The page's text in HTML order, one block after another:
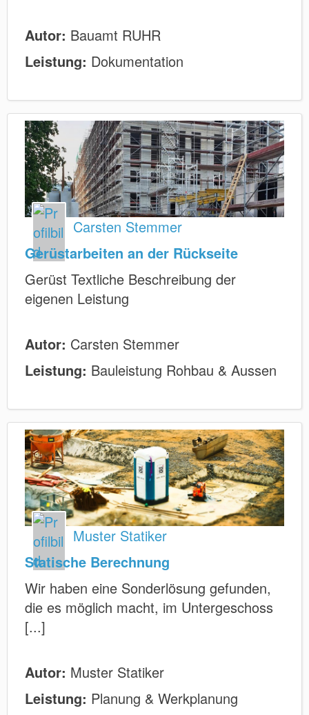
Autor: Bauamt RUHR
Leistung: Dokumentation
Carsten Stemmer
Gerüstarbeiten an der Rückseite
Gerüst Textliche Beschreibung der
eigenen Leistung
Autor: Carsten Stemmer
Leistung: Bauleistung Rohbau & Aussen
Muster Statiker
Statische Berechnung
Wir haben eine Sonderlösung gefunden,
die es möglich macht, im Untergeschoss
[...]
Autor: Muster Statiker
Leistung: Planung & Werkplanung